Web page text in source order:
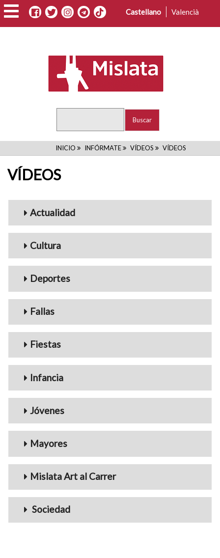
Pasar
al
contenido
Castellano Valencià
RUTA
INICIO INFÓRMATE VÍDEOS VÍDEOS
VÍDEOS
Menu_Videos
Actualidad
Cultura
Deportes
Fallas
Fiestas
Infancia
Jóvenes
Mayores
Mislata Art al Carrer
Sociedad